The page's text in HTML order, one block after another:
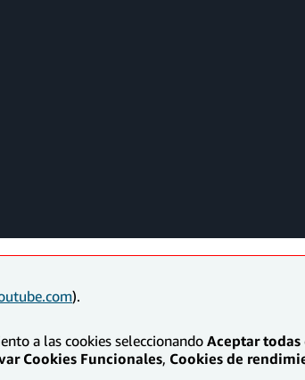
).
a las cookies seleccionando Aceptar todas
Cookies Funcionales, Cookies de